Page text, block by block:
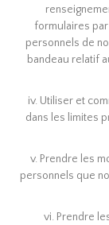
formulaires
personnels de
bandeau relatif
iv. Utiliser et
dans les limites
v. Prendre les
personnels que
vi. Prendre